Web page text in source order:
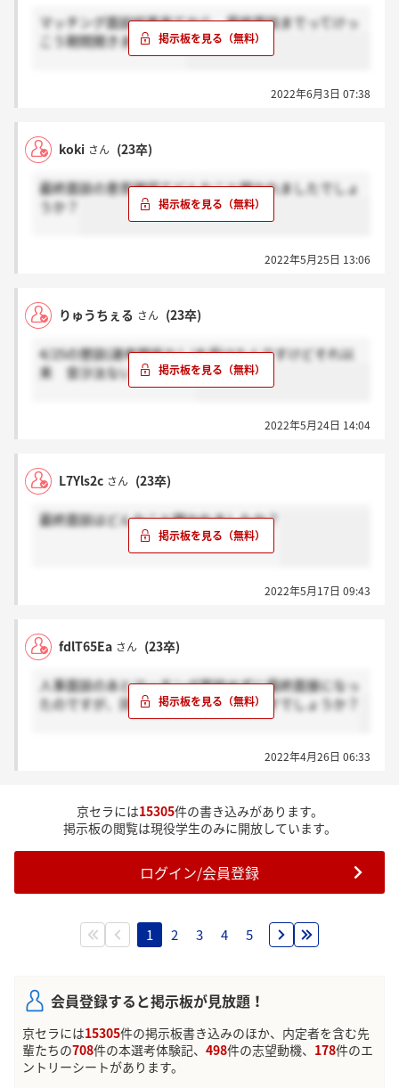
マッチング面談結果来てから、最終面談までってけっ
こう期間開きましたか？
2022年6月3日 07:38
koki さん (23卒)
最終面談の意思確認てどんなこと聞かれましたでしょ
うか？
2022年5月25日 13:06
りゅうちぇる さん (23卒)
4/25の懇談(選考関係なし)を受けたんですけどそれ以
来 音沙汰ないんですが...
2022年5月24日 14:04
L7Yls2c さん (23卒)
最終面談はどんなこと聞かれましたか？
2022年5月17日 09:43
fdlT65Ea さん (23卒)
人事面談のあとマッチング面談せずに最終面接になっ
たのですが、同じ人はいらっしゃいますでしょうか？
2022年4月26日 06:33
京セラには15305件の書き込みがあります。
掲示板の閲覧は現役学生のみに開放しています。
ログイン/会員登録
1 2 3 4 5
会員登録すると掲示板が見放題！
京セラには15305件の掲示板書き込みのほか、内定者を含む先
輩たちの708件の本選考体験記、 498件の志望動機、 178件のエ
ントリーシートがあります。